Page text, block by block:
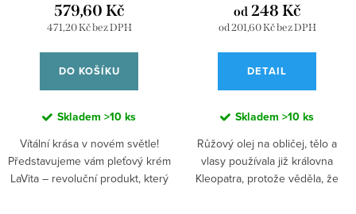
471,20 Kč bez DPH
579,60 Kč
DO KOŠÍKU
Skladem >10 ks
Vítální krása v novém světle!
Představujeme vám pleťový krém
LaVita – revoluční produkt, který
od 201,60 Kč bez DPH
od248 Kč
DETAIL
Skladem >10 ks
Růžový olej na obličej, tělo a
vlasy používala již královna
Kleopatra, protože věděla, že